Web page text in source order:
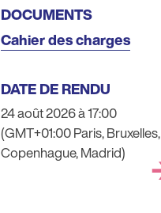
DOCUMENTS
Cahier des charges
DATE DE RENDU
24 août 2026 à 17:00
(GMT+01:00 Paris, Bruxelles,
Copenhague, Madrid)